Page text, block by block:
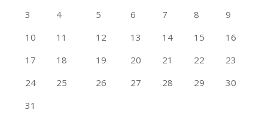
3
4 5 6 7 8
9
10
11 12 13 14 15
16
17
18 19 20 21 22
23
24
25 26 27 28 29
30
31